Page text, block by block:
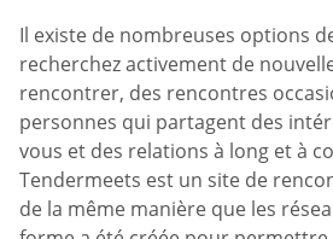
Il existe de nombreuses options
recherchez activement de
rencontrer, des rencontres
personnes qui partagent des
vous et des relations à long et à
Tendermeets est un site de
de la même manière que les